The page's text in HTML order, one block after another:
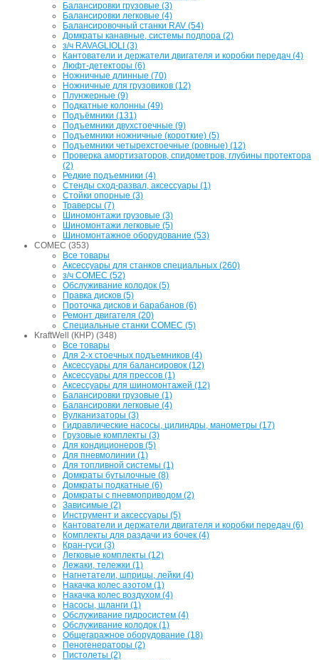
Балансировки грузовые (3)
Балансировки легковые (4)
Балансировочный станки RAV (54)
Домкраты канавные, системы подпора (2)
з/ч RAVAGLIOLI (3)
Кантователи и держатели двигателя и коробки передач (4)
Люфт-детекторы (6)
Ножничные длинные (70)
Ножничные для грузовиков (12)
Плунжерные (9)
Подкатные колонны (49)
Подъёмники (131)
Подъемники двухстоечные (9)
Подъемники ножничные (короткие) (5)
Подъемники четырехстоечные (ровные) (12)
Проверка амортизаторов, спидометров, глубины протектора
(2)
Редкие подъемники (4)
Стенды сход-развал, аксессуары (1)
Стойки опорные (3)
Траверсы (7)
Шиномонтажи грузовые (3)
Шиномонтажи легковые (5)
Шиномонтажное оборудование (53)
COMEC (353)
Все товары
Аксессуары для станков специальных (260)
з/ч COMEC (52)
Обслуживание колодок (5)
Правка дисков (5)
Проточка дисков и барабанов (6)
Ремонт двигателя (20)
Специальные станки COMEC (5)
KraftWell (КНР) (348)
Все товары
Для 2-х стоечных подъемников (4)
Аксессуары для балансировок (12)
Аксессуары для прессов (1)
Аксессуары для шиномонтажей (12)
Балансировки грузовые (1)
Балансировки легковые (4)
Вулканизаторы (3)
Гидравлические насосы, цилиндры, манометры (17)
Грузовые комплекты (3)
Для кондиционеров (5)
Для пневмолинии (1)
Для топливной системы (1)
Домкраты бутылочные (8)
Домкраты подкатные (6)
Домкраты с пневмоприводом (2)
Зависимые (2)
Инструмент и аксессуары (5)
Кантователи и держатели двигателя и коробки передач (6)
Комплекты для раздачи из бочек (4)
Кран-гуси (3)
Легковые комплекты (12)
Лежаки, тележки (1)
Нагнетатели, шприцы, лейки (4)
Накачка колес азотом (1)
Накачка колес воздухом (4)
Насосы, шланги (1)
Обслуживание гидросистем (4)
Обслуживание колодок (1)
Общегаражное оборудование (18)
Пеногенераторы (2)
Пистолеты (2)